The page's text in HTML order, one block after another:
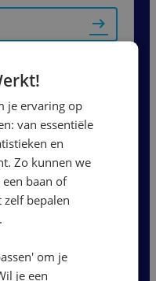
|
je ervaring op
van essentiële
en
Zo kunnen we
baan of
zelf bepalen
om je
je een